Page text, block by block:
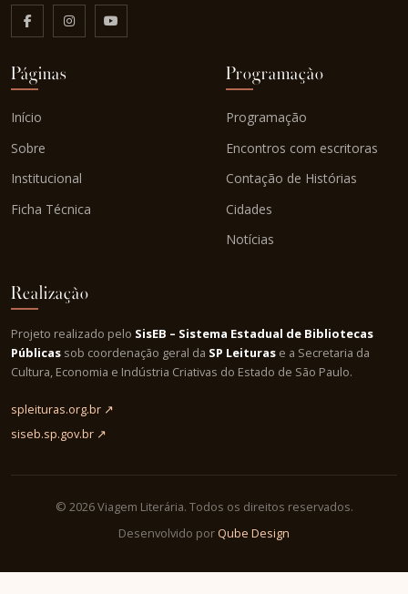
Páginas
Início
Sobre
Institucional
Ficha Técnica
Programação
Programação
Encontros com escritoras
Contação de Histórias
Cidades
Notícias
Realização
Projeto realizado pelo SisEB – Sistema Estadual de Bibliotecas
Públicas sob coordenação geral da SP Leituras e a Secretaria da
Cultura, Economia e Indústria Criativas do Estado de São Paulo.
spleituras.org.br ↗
siseb.sp.gov.br ↗
© 2026 Viagem Literária. Todos os direitos reservados.
Desenvolvido por Qube Design